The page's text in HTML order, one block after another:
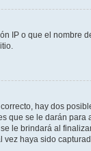
IP o que el
hay dos
que se le darán
le brindará al
haya sido